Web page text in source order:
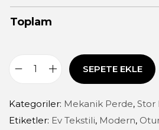
Toplam
SEPETE EKLE
Kategoriler: Mekanik Perde, Stor
Etiketler: Ev Tekstili, Modern,